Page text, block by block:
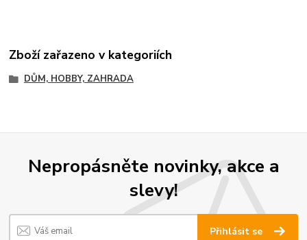
Zboží zařazeno v kategoriích
DŮM, HOBBY, ZAHRADA
Nepropásněte novinky, akce a
slevy!
Přihlásit se